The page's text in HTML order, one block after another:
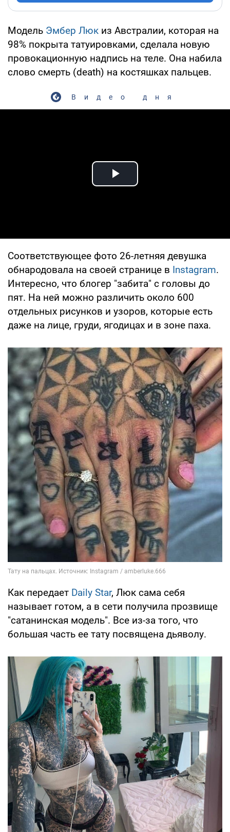
Модель Эмбер Люк из Австралии, которая на
98% покрыта татуировками, сделала новую
провокационную надпись на теле. Она набила
слово смерть (death) на костяшках пальцев.
Видео дня
Play Video
Соответствующее фото 26-летняя девушка
обнародовала на своей странице в Instagram.
Интересно, что блогер "забита" с головы до
пят. На ней можно различить около 600
отдельных рисунков и узоров, которые есть
даже на лице, груди, ягодицах и в зоне паха.
Как передает Daily Star, Люк сама себя
называет готом, а в сети получила прозвище
"сатанинская модель". Все из-за того, что
большая часть ее тату посвящена дьяволу.